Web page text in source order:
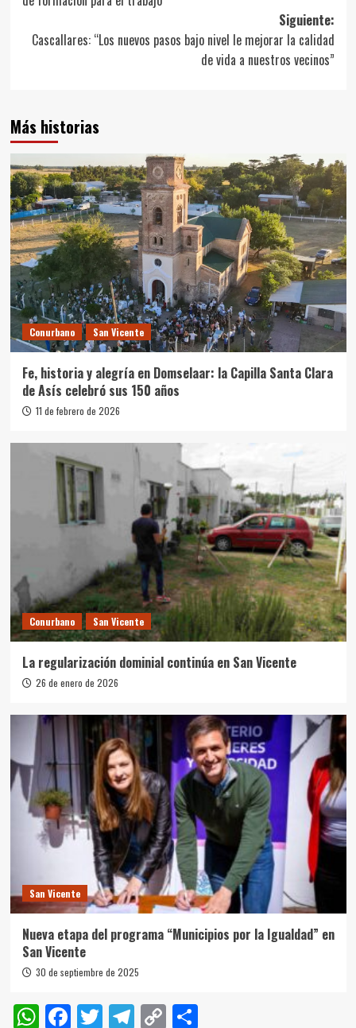
entradas
Siguiente:
Cascallares: “Los nuevos pasos bajo nivel le mejorar la calidad
de vida a nuestros vecinos”
Más historias
Conurbano San Vicente
Fe, historia y alegría en Domselaar: la Capilla Santa Clara
de Asís celebró sus 150 años
11 de febrero de 2026
Conurbano San Vicente
La regularización dominial continúa en San Vicente
26 de enero de 2026
San Vicente
Nueva etapa del programa “Municipios por la Igualdad” en
San Vicente
30 de septiembre de 2025
WhatsApp
Facebook
Twitter
Telegram
CopyCompartir